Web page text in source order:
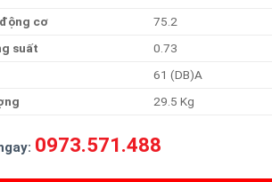
động cơ
75.2
g suất
0.73
61 (DB)A
29.5 Kg
0973.571.488